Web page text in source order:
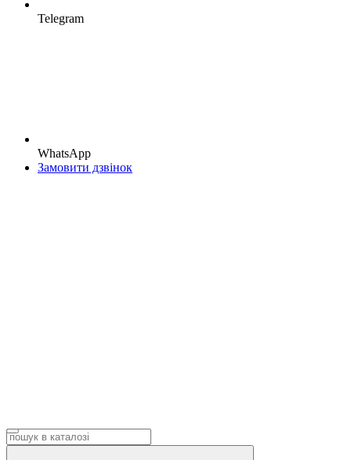
Telegram
WhatsApp
Замовити дзвінок